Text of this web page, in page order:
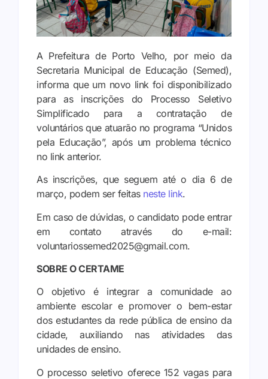
A Prefeitura de Porto Velho, por meio da
Secretaria Municipal de Educação (Semed),
informa que um novo link foi disponibilizado
para as inscrições do Processo Seletivo
Simplificado para a contratação de
voluntários que atuarão no programa “Unidos
pela Educação”, após um problema técnico
no link anterior.
As inscrições, que seguem até o dia 6 de
março, podem ser feitas neste link.
Em caso de dúvidas, o candidato pode entrar
em contato através do e-mail:
voluntariossemed2025@gmail.com.
SOBRE O CERTAME
O objetivo é integrar a comunidade ao
ambiente escolar e promover o bem-estar
dos estudantes da rede pública de ensino da
cidade, auxiliando nas atividades das
unidades de ensino.
O processo seletivo oferece 152 vagas para